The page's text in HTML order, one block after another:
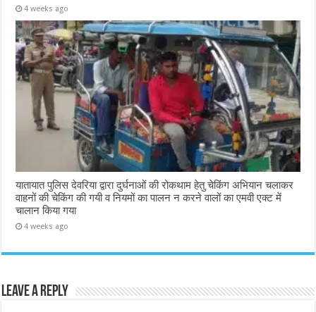
4 weeks ago
यातायात पुलिस देवरिया द्वारा दुर्घनाओं की रोकथाम हेतु चेकिंग अभियान चलाकर
वाहनों की चेकिंग की गयी व नियमों का पालन न करने वालों का एमवी एक्ट में
चालान किया गया
4 weeks ago
Leave a Reply